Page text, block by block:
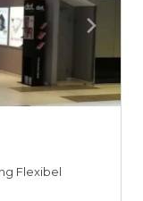
Flexibel